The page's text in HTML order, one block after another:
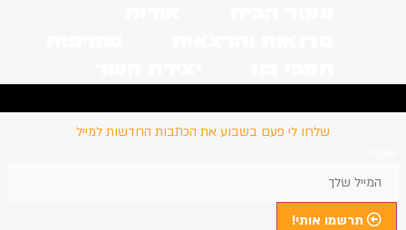
שלחו לי פעם בשבוע את הכתבות החדשות למייל
תרשמו אותי!